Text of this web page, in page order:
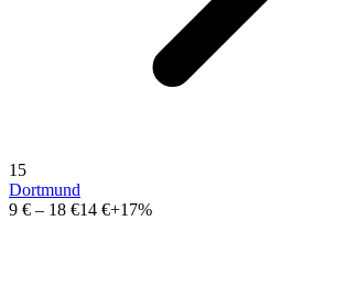
15
Dortmund
9 € – 18 €14 €+17%